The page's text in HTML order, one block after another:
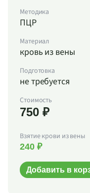
Методика
ПЦР
Материал
кровь из вены
Подготовка
не требуется
Стоимость
750 ₽
Взятие крови из вены
240 ₽
Добавить в